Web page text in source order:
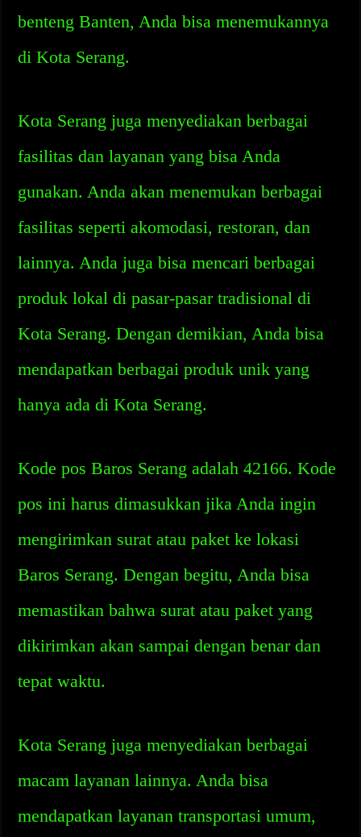
benteng Banten, Anda bisa menemukannya
di Kota Serang.
Kota Serang juga menyediakan berbagai
fasilitas dan layanan yang bisa Anda
gunakan. Anda akan menemukan berbagai
fasilitas seperti akomodasi, restoran, dan
lainnya. Anda juga bisa mencari berbagai
produk lokal di pasar-pasar tradisional di
Kota Serang. Dengan demikian, Anda bisa
mendapatkan berbagai produk unik yang
hanya ada di Kota Serang.
Kode pos Baros Serang adalah 42166. Kode
pos ini harus dimasukkan jika Anda ingin
mengirimkan surat atau paket ke lokasi
Baros Serang. Dengan begitu, Anda bisa
memastikan bahwa surat atau paket yang
dikirimkan akan sampai dengan benar dan
tepat waktu.
Kota Serang juga menyediakan berbagai
macam layanan lainnya. Anda bisa
mendapatkan layanan transportasi umum,